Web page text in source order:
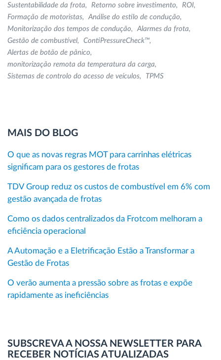
Sustentabilidade da frota Retorno sobre investimento
ROI
Formação de motoristas
Análise do estilo de condução
Monitorização dos tempos de condução
Alarmes da frota
Gestão de combustível
ContiPressureCheck™
Alertas de botão de pânico
monitorização remota da temperatura da carga
Sistemas de controlo do acesso de veículos
TPMS
MAIS DO BLOG
O que as novas regras MOT para carrinhas elétricas
significam para os gestores de frotas
TDV Group reduz os custos de combustível em 6% com
gestão avançada de frotas
Como os dados centralizados da Frotcom melhoram a
eficiência operacional
A Automação e a Eletrificação Estão a Transformar a
Gestão de Frotas
O verão aumenta a pressão sobre as frotas e expõe
rapidamente as ineficiências
SUBSCREVA A NOSSA NEWSLETTER PARA
RECEBER NOTÍCIAS ATUALIZADAS